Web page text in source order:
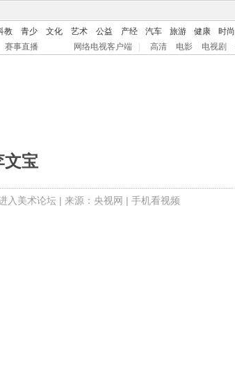
教 青少 文化 艺术 公益 产经 汽车 旅游 健康 时尚
赛事直播 网络电视客户端 高清 电影 电视剧
文宝
入美术论坛| 来源：央视网 | 手机看视频